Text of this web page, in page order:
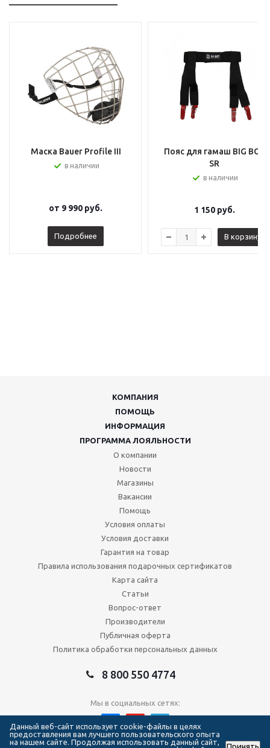
Маска Bauer Profile III
в наличии
от 9 990 руб.
Подробнее
Пояс для гамаш BIG BOY
SR
в наличии
1 150руб.
В корзину
КОМПАНИЯ
ПОМОЩЬ
ИНФОРМАЦИЯ
ПРОГРАММА ЛОЯЛЬНОСТИ
О компании
Новости
Магазины
Вакансии
Помощь
Условия оплаты
Условия доставки
Гарантия на товар
Правила использования подарочных сертификатов
Карта сайта
Статьи
Вопрос-ответ
Производители
Публичная оферта
Политика обработки персональных данных
8 800 550 4774
Мы в социальных сетях:
Данный веб-сайт использует cookie-файлы в целях
предоставления вам лучшего пользовательского опыта
на нашем сайте. Продолжая использовать данный сайт,
Принять